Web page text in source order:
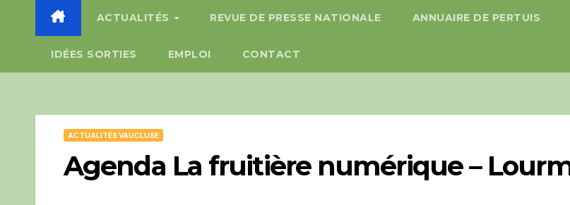
ACTUALITÉS REVUE DE PRESSE NATIONALE ANNUAIRE DE PERTUIS
IDÉES SORTIES EMPLOI CONTACT
ACTUALITÉS VAUCLUSE
Agenda La fruitière numérique –